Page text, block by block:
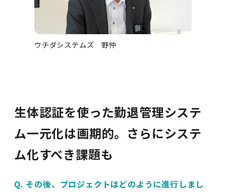
ウチダシステムズ 野仲
生体認証を使った勤退管理システ
ム一元化は画期的。さらにシステ
ム化すべき課題も
Q. その後、プロジェクトはどのように進行しまし